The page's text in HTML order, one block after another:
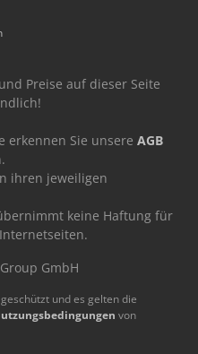
Preise auf dieser Seite
erkennen Sie unsere AGB
ihren jeweiligen
keine Haftung für
GmbH
und es gelten die
von